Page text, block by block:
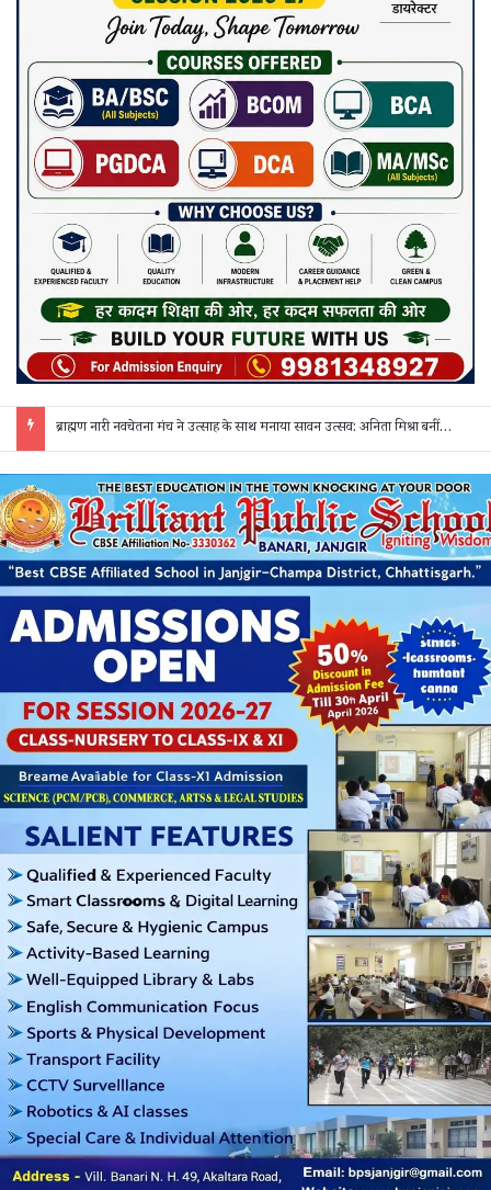
नवागढ़ पुलिस का अवैध शराब पर बड़ा प्रहार: 25 लीटर कच्ची महुआ शराब के साथ एक आरोपी गिरफ्तार, भेजा गया जेल